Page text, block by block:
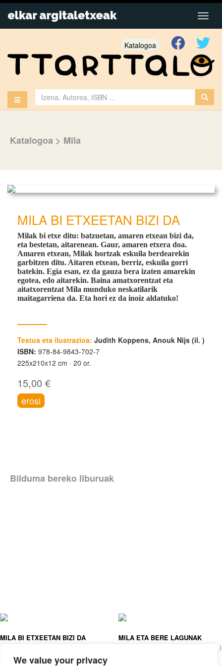
We value your privacy
Katalogoa
Katalogoa > Mila
MILA BI ETXEETAN BIZI DA
Milak bi etxe ditu: batzuetan, amaren etxean bizi da,
eta bestetan, aitarenean. Gaur, amaren etxera doa.
Amaren etxean, Milak hortzak eskuila berdearekin
garbitzen ditu. Aitaren etxean, berriz, eskuila gorri
batekin. Egia esan, ez da gauza bera izaten amarekin
egotea, edo aitarekin. Baina amatxorentzat eta
aitatxorentzat Mila munduko neskatilarik
maitagarriena da. Eta hori ez da inoiz aldatuko!
Testua eta ilustrazioa: Judith Koppens, Anouk Nijs (il. )
ISBN: 978-84-9843-702-7
225x210x12 cm
20 or.
15,00 €
erosi
Bilduma bereko liburuak
MILA BI ETXEETAN BIZI DA MILA ETA BERE LAGUNAK
JUDITH KOPPENS, ANOUK NIJS (IL. )